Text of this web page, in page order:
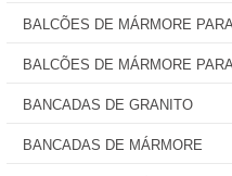
BALCÕES DE MÁRMORE
BALCÕES DE MÁRMORE
BANCADAS DE GRANITO
BANCADAS DE MÁRMORE